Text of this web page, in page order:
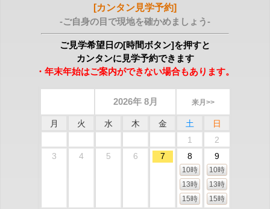
[カンタン見学予約]
-ご自身の目で現地を確かめましょう-
ご見学希望日の[時間ボタン]を押すと
カンタンに見学予約できます
・年末年始はご案内ができない場合もあります。
2026年 8月 来月>>
月 火 水 木 金 土
日
1
2
3
4 5 6 7 8
10時
13時
15時
9
10時
13時
15時